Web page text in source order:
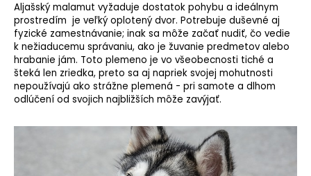
Aljašský malamut vyžaduje dostatok pohybu a ideálnym
prostredím je veľký oplotený dvor. Potrebuje duševné aj
fyzické zamestnávanie; inak sa môže začať nudiť, čo vedie
k nežiaducemu správaniu, ako je žuvanie predmetov alebo
hrabanie jám. Toto plemeno je vo všeobecnosti tiché a
šteká len zriedka, preto sa aj napriek svojej mohutnosti
nepoužívajú ako strážne plemená - pri samote a dlhom
odlúčení od svojich najbližších môže zavýjať.